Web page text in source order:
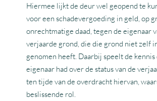
Hiermee lijkt de deur wel geopend te
voor een schadevergoeding in geld, op
onrechtmatige daad, tegen de eigenaar
verjaarde grond, die die grond niet zelf
genomen heeft. Daarbij speelt de kennis
eigenaar had over de status van de
ten tijde van de overdracht hiervan,
beslissende rol.